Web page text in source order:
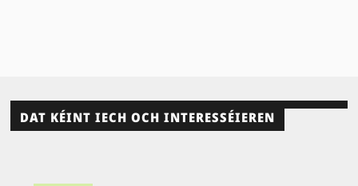
DAT KÉINT IECH OCH INTERESSÉIEREN